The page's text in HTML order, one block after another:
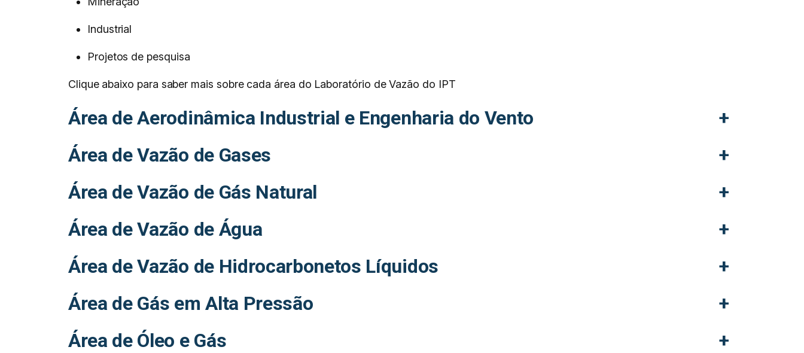
Industrial
Projetos de pesquisa
Clique abaixo para saber mais sobre cada área do Laboratório de Vazão do IPT
Área de Aerodinâmica Industrial e Engenharia do Vento
+
Área de Vazão de Gases
+
Área de Vazão de Gás Natural
+
Área de Vazão de Água
+
Área de Vazão de Hidrocarbonetos Líquidos
+
Área de Gás em Alta Pressão
+
Área de Óleo e Gás
+